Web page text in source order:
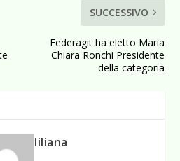
SUCCESSIVO
Federagit ha eletto Maria
Chiara Ronchi Presidente
della categoria
liliana